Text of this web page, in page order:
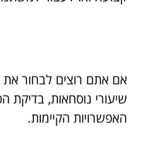
אם אתם רוצים לבחור את
שיעורי נוסחאות, בדיקת
האפשרויות הקיימות.